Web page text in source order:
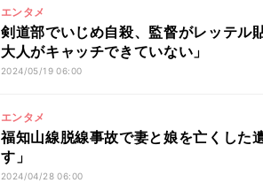
エンタメ
剣道部でいじめ自殺、監督がレッテル
大人がキャッチできていない」
2024/05/19 06:00
エンタメ
福知山線脱線事故で妻と娘を亡くした
す」
2024/04/28 06:00